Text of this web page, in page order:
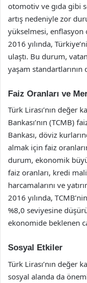
otomotiv ve gıda gibi
artış nedeniyle zor
yükselmesi, enflasyon
2016 yılında,
ulaştı. Bu durum,
yaşam standartlarının
Faiz Oranları ve
Türk Lirası’nın değer
Bankası’nın (TCMB)
Bankası, döviz
almak için faiz
durum, ekonomik
faiz oranları, kredi
harcamalarını ve
2016 yılında,
%8,0 seviyesine
ekonomide beklenen
Sosyal Etkiler
Türk Lirası’nın değer
sosyal alanda da